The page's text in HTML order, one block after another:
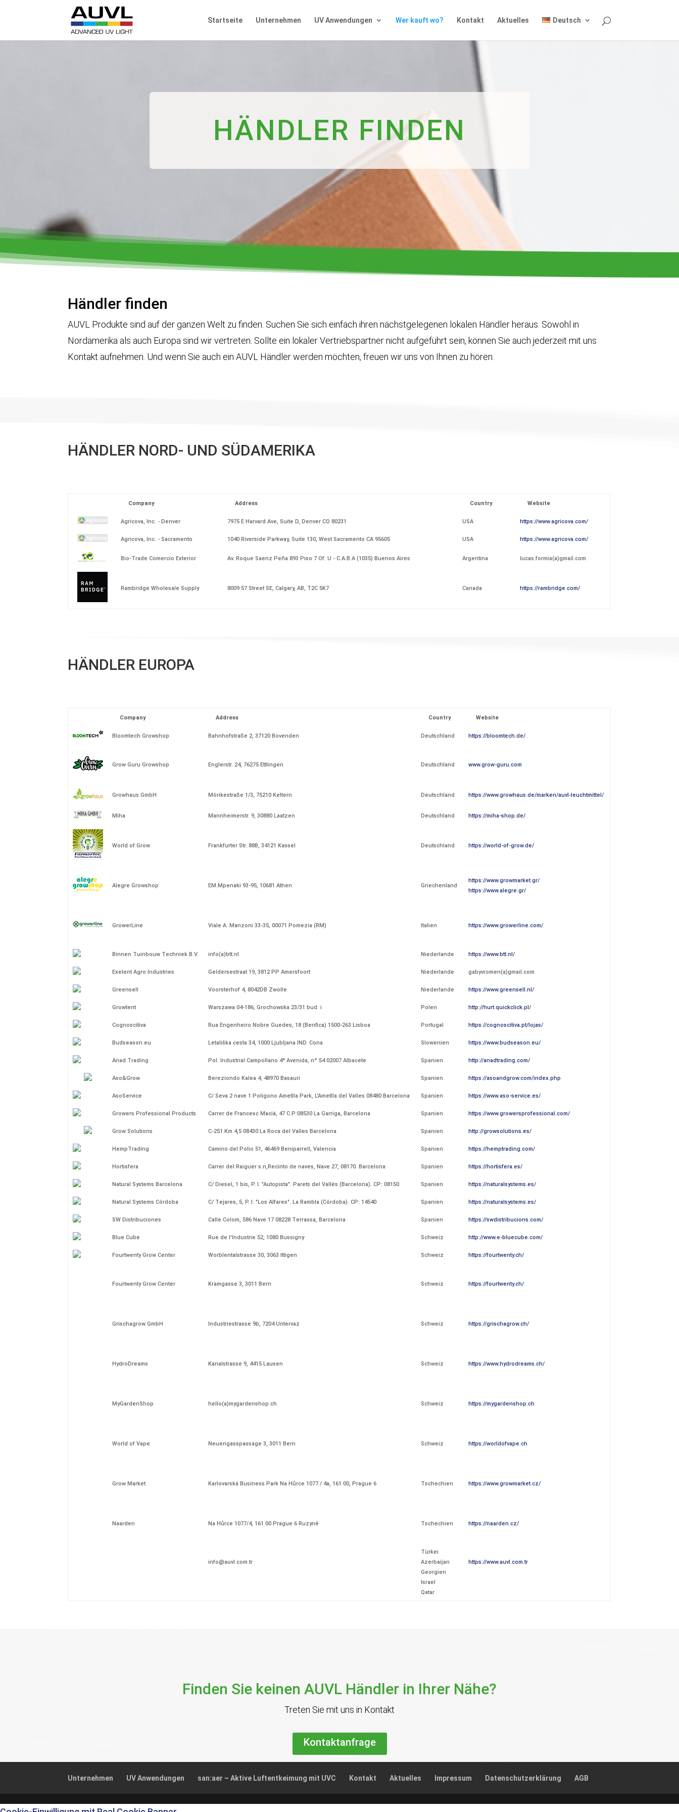
Startseite Unternehmen UV Anwendungen Wer kauft wo? Kontakt Aktuelles Deutsch
HÄNDLER FINDEN
Händler finden
AUVL Produkte sind auf der ganzen Welt zu finden. Suchen Sie sich einfach ihren nächstgelegenen lokalen Händler heraus. Sowohl in
Nordamerika als auch Europa sind wir vertreten. Sollte ein lokaler Vertriebspartner nicht aufgeführt sein, können Sie auch jederzeit mit uns
Kontakt aufnehmen. Und wenn Sie auch ein AUVL Händler werden möchten, freuen wir uns von Ihnen zu hören.
HÄNDLER NORD- UND SÜDAMERIKA
Company Address Country Website
Agricova, Inc. - Denver 7975 E Harvard Ave, Suite D, Denver CO 80231 USA https://www.agricova.com/
Agricova, Inc. - Sacramento 1040 Riverside Parkway, Suite 130, West Sacramento CA 95605 USA https://www.agricova.com/
Bio-Trade Comercio Exterior Av. Roque Saenz Peña 893 Piso 7 Of. U - C.A.B.A (1035) Buenos Aires Argentina lucas.formia(a)gmail.com
Rambridge Wholesale Supply 8009 57 Street SE, Calgary, AB, T2C 5K7 Canada https://rambridge.com/
HÄNDLER EUROPA
Company Address Country Website
Bloomtech Growshop Bahnhofstraße 2, 37120 Bovenden Deutschland https://bloomtech.de/
Grow Guru Growshop Englerstr. 24, 76275 Ettlingen Deutschland www.grow-guru.com
Growhaus GmbH Mörikestraße 1/3, 75210 Keltern Deutschland https://www.growhaus.de/marken/auvl-leuchtmittel/
Miha Mannheimerstr. 9, 30880 Laatzen Deutschland https://miha-shop.de/
World of Grow Frankfurter Str. 88B, 34121 Kassel Deutschland https://world-of-grow.de/
Alegre Growshop EM.Mpenaki 93-95, 10681 Athen Griechenland
https://www.growmarket.gr/
https://www.alegre.gr/
GrowerLine Viale A. Manzoni 33-35, 00071 Pomezia (RM) Italien https://www.growerline.com/
Binnen Tuinbouw Techniek B.V. info(a)btt.nl Niederlande https://www.btt.nl/
Exelent Agro Industries Geldersestraat 19, 3812 PP Amersfoort Niederlande gabyvromen(a)gmail.com
Greensell Voorsterhof 4, 8042DB Zwolle Niederlande https://www.greensell.nl/
Growtent Warszawa 04-186, Grochowska 23/31 bud. i Polen http://hurt.quickclick.pl/
Cognoscitiva Rua Engenheiro Nobre Guedes, 18 (Benfica) 1500-263 Lisboa Portugal https://cognoscitiva.pt/lojas/
Budseason.eu Letališka cesta 34, 1000 Ljubljana IND. Cona Slowenien https://www.budseason.eu/
Anad Trading Pol. Industrial Campollano 4ª Avenida, nº 54 02007 Albacete Spanien http://anadtrading.com/
Aso&Grow Bereziondo Kalea 4, 48970 Basauri Spanien https://asoandgrow.com/index.php
AsoService C/ Seva 2 nave 1 Poligono Ametlla Park, L'Ametlla del Valles 08480 Barcelona Spanien https://www.aso-service.es/
Growers Professional Products Carrer de Francesc Macià, 47 C.P:08530 La Garriga, Barcelona Spanien https://www.growersprofessional.com/
Grow Solutions C-251 Km 4,5 08430 La Roca del Valles Barcelona Spanien http://growsolutions.es/
HempTrading Camino del Polio 51, 46469 Beniparrell, Valencia Spanien https://hemptrading.com/
Hortisfera Carrer del Raiguer s.n,Recinto de naves, Nave 27, 08170. Barcelona Spanien https://hortisfera.es/
Natural Systems Barcelona C/ Diesel, 1 bis, P. I. "Autopista". Parets del Vallès (Barcelona). CP: 08150 Spanien https://naturalsystems.es/
Natural Systems Córdoba C/ Tejares, 5, P. I. "Los Alfares". La Rambla (Córdoba). CP: 14540 Spanien https://naturalsystems.es/
SW Distribuciones Calle Colom, 586 Nave 17 08228 Terrassa, Barcelona Spanien https://swdistribucions.com/
Blue Cube Rue de l'Industrie 52, 1080 Bussigny Schweiz http://www.e-bluecube.com/
Fourtwenty Grow Center Worblentalstrasse 30, 3063 Ittigen Schweiz https://fourtwenty.ch/
MyGardenShop hello(a)mygardenshop.ch Schweiz https://mygardenshop.ch
Grow Market Karlovarská Business Park Na Hůrce 1077 / 4a, 161 00, Prague 6 Tschechien https://www.growmarket.cz/
info@auvl.com.tr
Azerbaijan
https://www.auvl.com.tr